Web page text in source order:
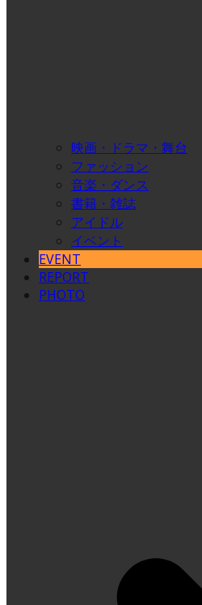
映画・ドラマ・舞台
ファッション
音楽・ダンス
書籍・雑誌
アイドル
イベント
EVENT
REPORT
PHOTO